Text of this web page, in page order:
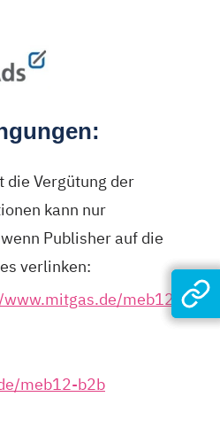
die Vergütung der
kann nur
Publisher auf die
verlinken:
meb12-
meb12-b2b